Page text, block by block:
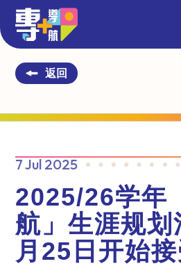
返回
7 Jul 2025
2025/26学年
航」生涯规划
月25日开始